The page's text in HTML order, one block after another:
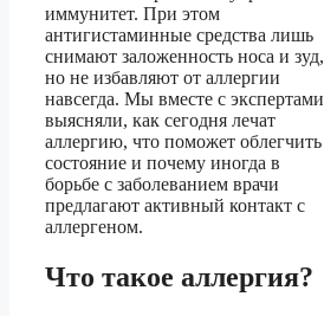
иммунитет. При этом
антигистаминные средства лишь
снимают заложенность носа и зуд,
но не избавляют от аллергии
навсегда. Мы вместе с экспертами
выясняли, как сегодня лечат
аллергию, что поможет облегчить
состояние и почему иногда в
борьбе с заболеванием врачи
предлагают активный контакт с
аллергеном.
Что такое аллергия?